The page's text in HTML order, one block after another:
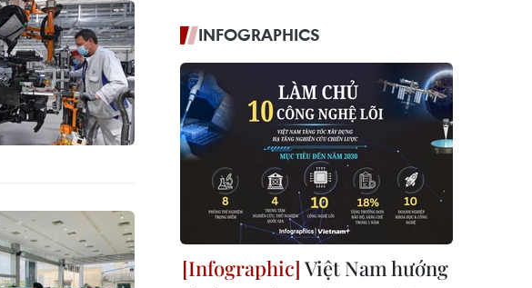
INFOGRAPHICS
Việt Nam hướng